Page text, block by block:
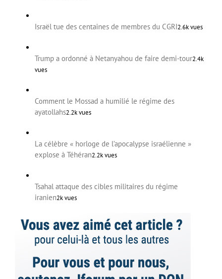
Israël tue des centaines de membres du CGRI2.6k vues
Trump a ordonné à Netanyahou de faire demi-tour2.4k
vues
Comment le Mossad a humilié le régime des
ayatollahs2.2k vues
La célèbre « horloge de l’apocalypse israélienne »
explose à Téhéran2.2k vues
Tsahal attaque des cibles militaires du régime
iranien2k vues